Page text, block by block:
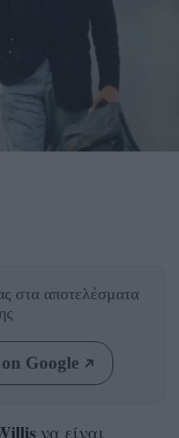
στα αποτελέσματα
Google
να είναι